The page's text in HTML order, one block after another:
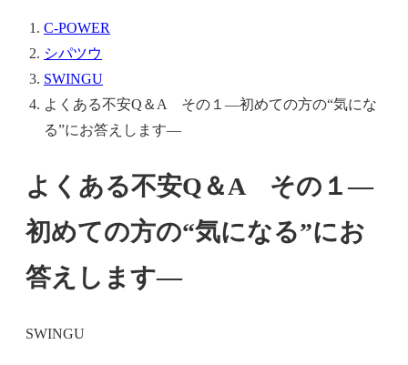
C-POWER
シパツウ
SWINGU
よくある不安Q＆A その１―初めての方の“気にな
る”にお答えします―
よくある不安Q＆A その１―
初めての方の“気になる”にお
答えします―
SWINGU